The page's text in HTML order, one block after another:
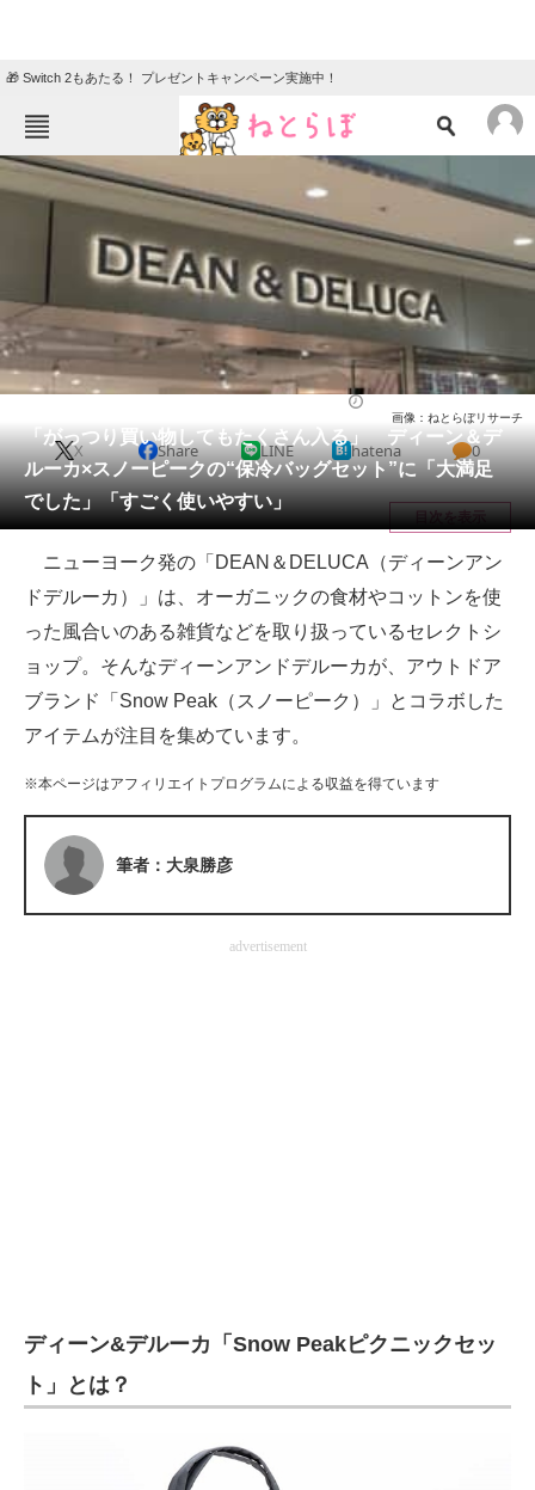
🎁 Switch 2もあたる！ プレゼントキャンペーン実施中！
ねとらぼメニュー
TOP ニュース
クイズ
地域
住まい 教育・育児
動物 リサーチ
会員記事
メディア
注目記事を集めた総合ページ
ITの今と未来を見通す
スマホと通信の最新トレンド
進化するPCとデバイスの未来
好きが集まる 比べて選べる
ビジネスと働き方のヒント
AI活用のいまが分かる
企業ITのトレンドを詳説
経営リーダーのコミュニティ
電子設計の基本と応用
エネルギーの専門メディア
建設×テクノロジーの最前線
「がっつり買い物してもたくさん入る」 ディーン＆デ
ルーカ×スノーピークの“保冷バッグセット”に「大満足
でした」「すごく使いやすい」
画像：ねとらぼリサーチ
X Share LINE hatena 0
目次を表示
ニューヨーク発の「DEAN＆DELUCA（ディーンアン
ドデルーカ）」は、オーガニックの食材やコットンを使
った風合いのある雑貨などを取り扱っているセレクトシ
ョップ。そんなディーンアンドデルーカが、アウトドア
ブランド「Snow Peak（スノーピーク）」とコラボした
アイテムが注目を集めています。
※本ページはアフィリエイトプログラムによる収益を得ています
筆者：大泉勝彦
advertisement
ディーン&デルーカ「Snow Peakピクニックセッ
ト」とは？